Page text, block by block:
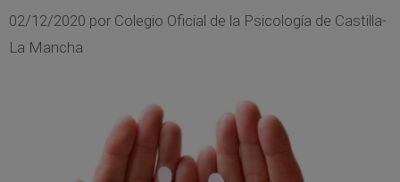
02/12/2020 por Colegio Oficial de la Psicología de Castilla-
La Mancha